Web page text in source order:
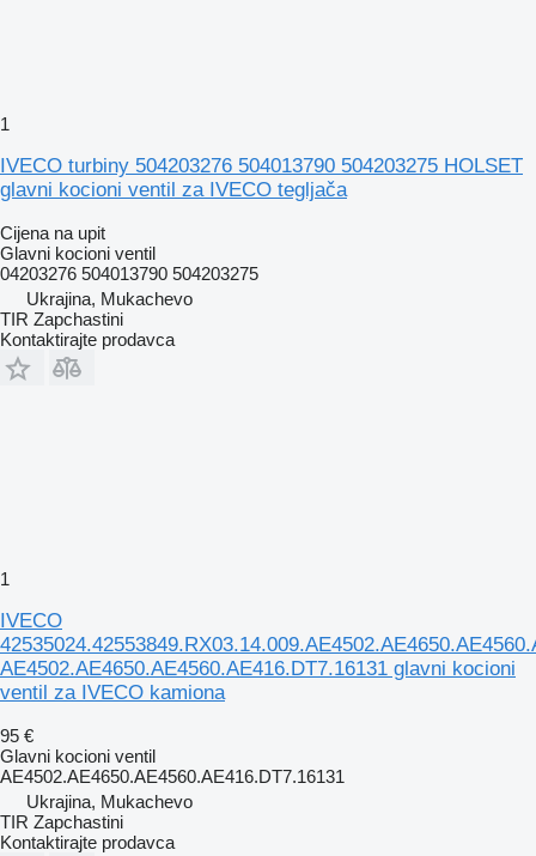
1
IVECO turbiny 504203276 504013790 504203275 HOLSET
glavni kocioni ventil za IVECO tegljača
Cijena na upit
Glavni kocioni ventil
04203276 504013790 504203275
Ukrajina, Mukachevo
TIR Zapchastini
Kontaktirajte prodavca
1
IVECO
AE4502.AE4650.AE4560.AE416.DT7.16131 glavni kocioni
ventil za IVECO kamiona
95 €
Glavni kocioni ventil
AE4502.AE4650.AE4560.AE416.DT7.16131
Ukrajina, Mukachevo
TIR Zapchastini
Kontaktirajte prodavca